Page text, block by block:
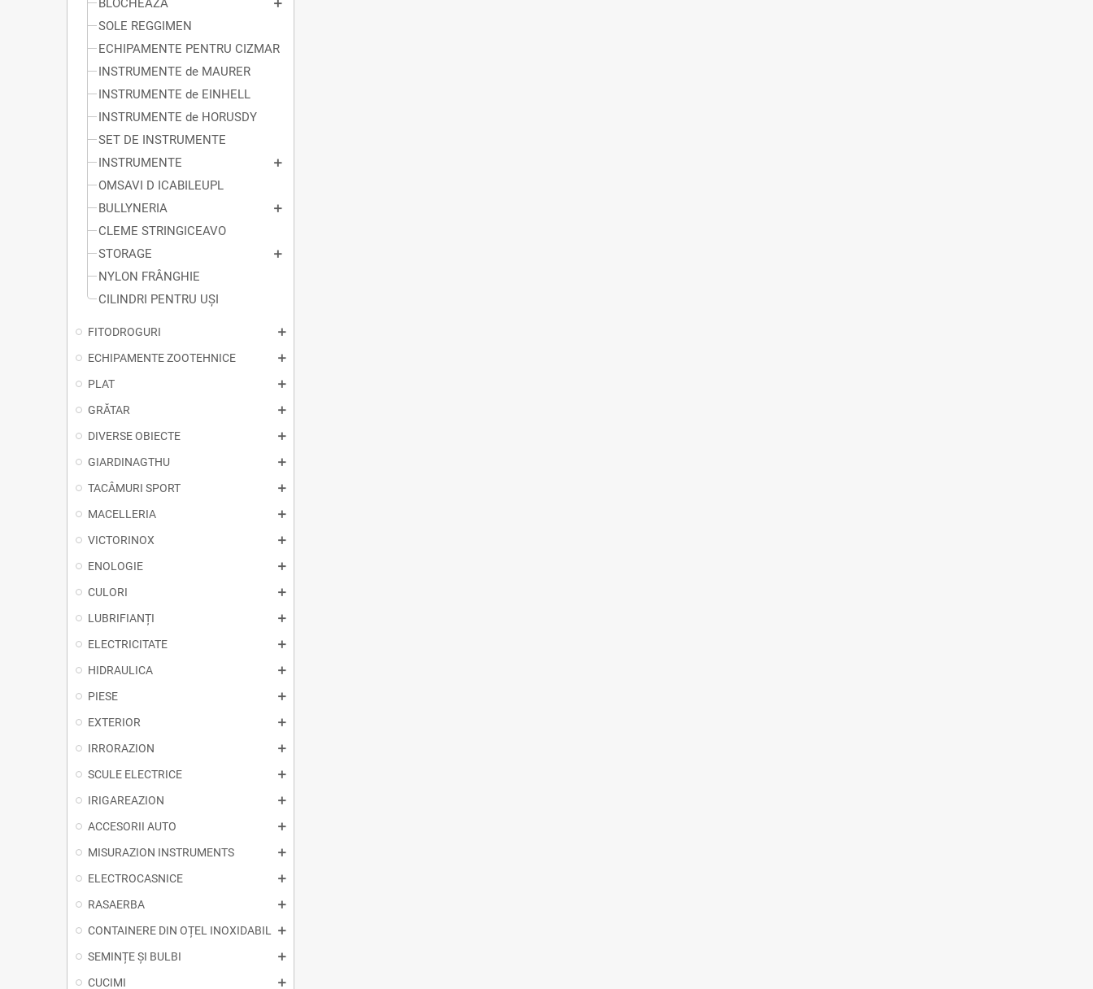
BLOCHEAZĂ
SOLE REGGIMEN
ECHIPAMENTE PENTRU CIZMAR
INSTRUMENTE de MAURER
INSTRUMENTE de EINHELL
INSTRUMENTE de HORUSDY
SET DE INSTRUMENTE
INSTRUMENTE
OMSAVI D ICABILEUPL
BULLYNERIA
CLEME STRINGICEAVO
STORAGE
NYLON FRÂNGHIE
CILINDRI PENTRU UȘI
FITODROGURI
ECHIPAMENTE ZOOTEHNICE
PLAT
GRĂTAR
DIVERSE OBIECTE
GIARDINAGTHU
TACÂMURI SPORT
MACELLERIA
VICTORINOX
ENOLOGIE
CULORI
LUBRIFIANȚI
ELECTRICITATE
HIDRAULICA
PIESE
EXTERIOR
IRRORAZION
SCULE ELECTRICE
IRIGAREAZION
ACCESORII AUTO
MISURAZION INSTRUMENTS
ELECTROCASNICE
RASAERBA
CONTAINERE DIN OȚEL INOXIDABIL
SEMINȚE ȘI BULBI
CUCIMI